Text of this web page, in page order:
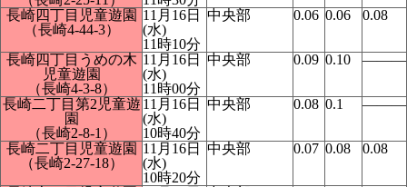
長崎四丁目児童遊園
（長崎4-44-3）
11月16日
(水)
11時10分
中央部 0.06 0.06 0.08
長崎四丁目うめの木
児童遊園
（長崎4-3-8）
11月16日
(水)
11時00分
中央部 0.09 0.10 ―――
長崎二丁目第2児童遊
園
（長崎2-8-1）
11月16日
(水)
10時40分
中央部 0.08 0.1 ―――
長崎二丁目児童遊園
（長崎2-27-18）
11月16日
(水)
10時20分
中央部 0.07 0.08 0.08